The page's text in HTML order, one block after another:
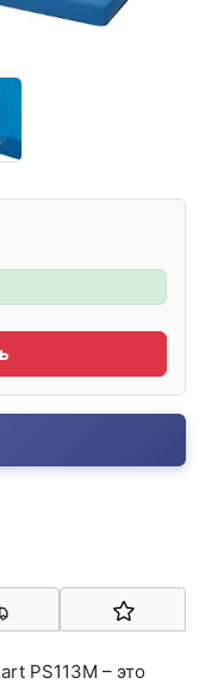
PS113M – это